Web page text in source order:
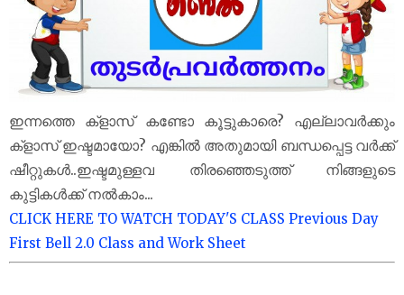
ഇന്നത്തെ ക്‌ളാസ് കണ്ടോ കൂട്ടുകാരെ? എല്ലാവർക്കും
ക്‌ളാസ് ഇഷ്ടമായോ? എങ്കിൽ അതുമായി ബന്ധപ്പെട്ട വർക്ക്
ഷീറ്റുകൾ..ഇഷ്ടമുള്ളവ തിരഞ്ഞെടുത്ത് നിങ്ങളുടെ
കുട്ടികൾക്ക് നൽകാം...
CLICK HERE TO WATCH TODAY'S CLASS Previous Day
First Bell 2.0 Class and Work Sheet